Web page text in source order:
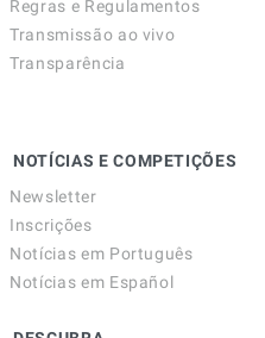
Regras e Regulamentos
Transmissão ao vivo
Transparência
NOTÍCIAS E COMPETIÇÕES
Newsletter
Inscrições
Notícias em Português
Notícias em Español